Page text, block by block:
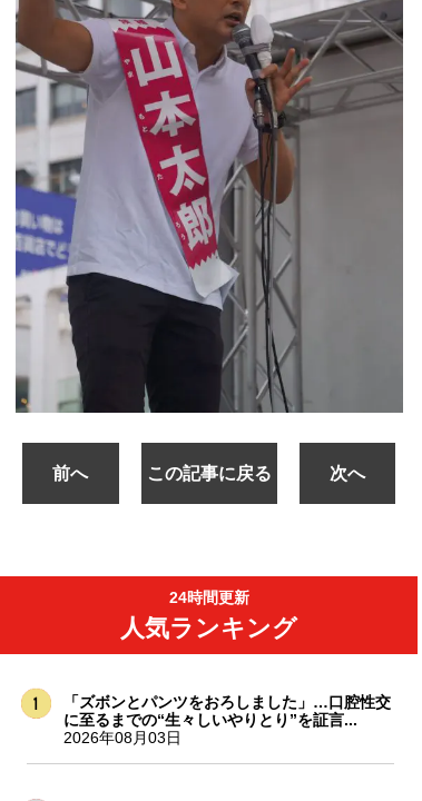
前へ この記事に戻る 次へ
24時間更新
人気ランキング
「ズボンとパンツをおろしました」…口腔性交
に至るまでの“生々しいやりとり”を証言...
2026年08月03日